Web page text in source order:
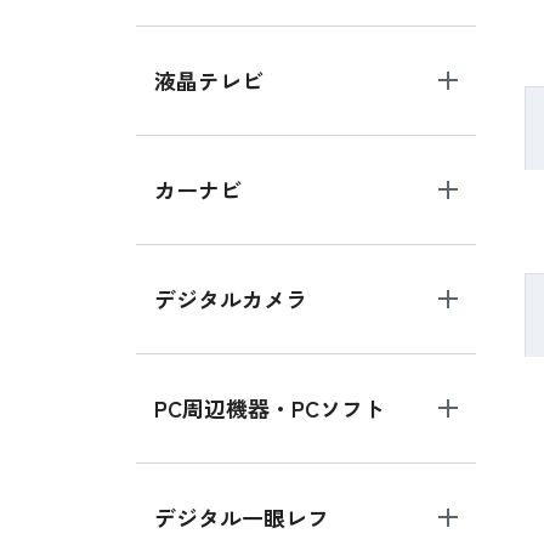
液晶テレビ
カーナビ
デジタルカメラ
PC周辺機器・PCソフト
デジタル一眼レフ